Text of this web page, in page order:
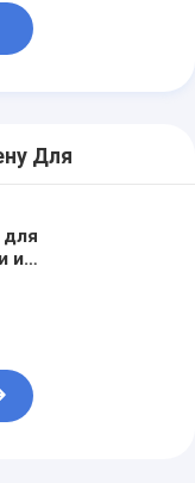
Для
и